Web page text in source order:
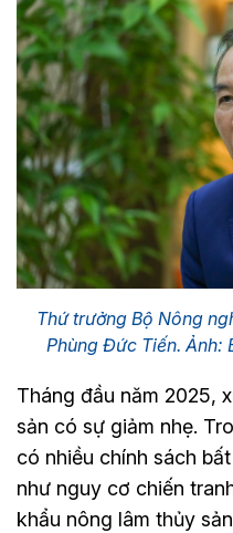
Thứ trưởng Bộ Nông
Phùng Đức Tiến. Ảnh:
Tháng đầu năm 2025,
sản có sự giảm nhẹ.
có nhiều chính sách
như nguy cơ chiến
khẩu nông lâm thủy